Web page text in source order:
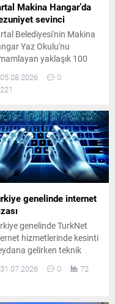
Makina Hangar’da
sevinci
Belediyesi'nin Makina
Yaz Okulu'nu
yaklaşık 100
düzenlenen törenle
aldı.
robotik kodlama
05.08.2026
0
221
genelinde internet
genelinde TurkNet
hizmetlerinde kesinti
gelirken teknik
sahada çalışmalarını
31.07.2026 0 72